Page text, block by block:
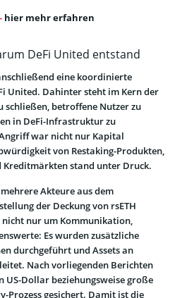
hier mehr erfahren
DeFi United entstand
eine koordinierte
United. Dahinter steht im Kern der
schließen, betroffene Nutzer zu
in DeFi-Infrastruktur zu
war nicht nur Kapital
von Restaking-Produkten,
stand unter Druck.
Akteure aus dem
der Deckung von rsETH
nur um Kommunikation,
Es wurden zusätzliche
durchgeführt und Assets an
Nach vorliegenden Berichten
Dollar beziehungsweise große
Prozess gesichert. Damit ist die